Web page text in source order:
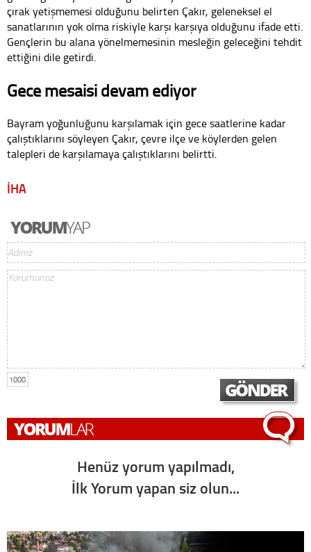
çırak yetişmemesi olduğunu belirten Çakır, geleneksel el
sanatlarının yok olma riskiyle karşı karşıya olduğunu ifade etti.
Gençlerin bu alana yönelmemesinin mesleğin geleceğini tehdit
ettiğini dile getirdi.
Gece mesaisi devam ediyor
Bayram yoğunluğunu karşılamak için gece saatlerine kadar
çalıştıklarını söyleyen Çakır, çevre ilçe ve köylerden gelen
talepleri de karşılamaya çalıştıklarını belirtti.
İHA
1000
Henüz yorum yapılmadı,
İlk Yorum yapan siz olun...